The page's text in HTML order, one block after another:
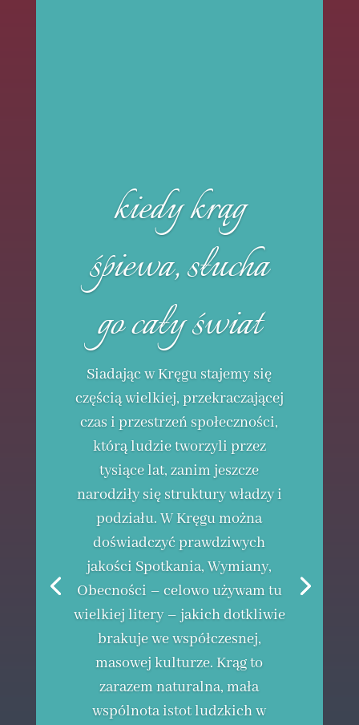
kiedy krąg
śpiewa, słucha
go cały świat
Siadając w Kręgu stajemy się
częścią wielkiej, przekraczającej
czas i przestrzeń społeczności,
którą ludzie tworzyli przez
tysiące lat, zanim jeszcze
narodziły się struktury władzy i
podziału. W Kręgu można
doświadczyć prawdziwych
jakości Spotkania, Wymiany,
Obecności – celowo używam tu
wielkiej litery – jakich dotkliwie
brakuje we współczesnej,
masowej kulturze. Krąg to
zarazem naturalna, mała
wspólnota istot ludzkich w